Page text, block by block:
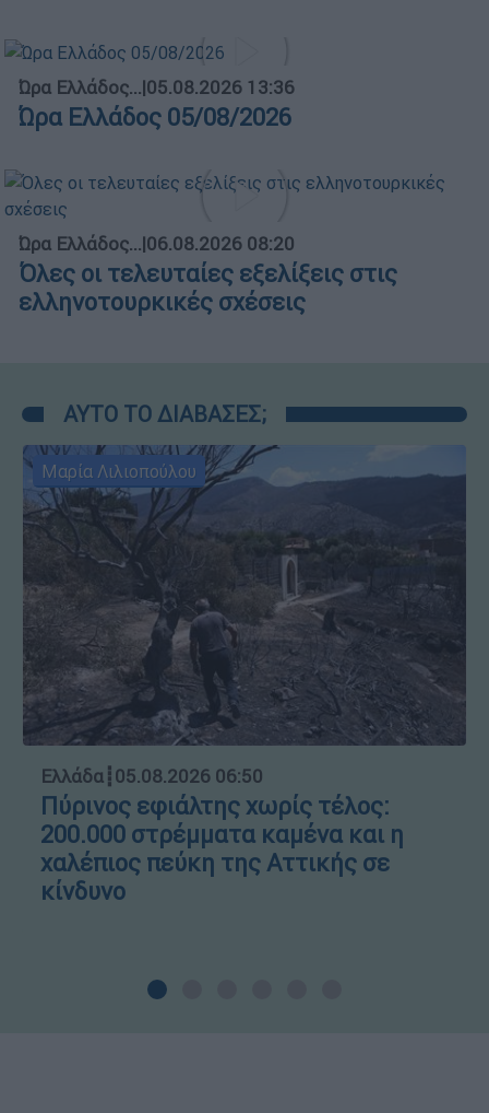
Ώρα Ελλάδος...|05.08.2026 13:36
Ώρα Ελλάδος 05/08/2026
Ώρα Ελλάδος...|06.08.2026 08:20
Όλες οι τελευταίες εξελίξεις στις
ελληνοτουρκικές σχέσεις
ΑΥΤΟ ΤΟ ΔΙΑΒΑΣΕΣ;
Μαρία Λιλιοπούλου
Ελλάδα┋05.08.2026 06:50
Πύρινος εφιάλτης χωρίς τέλος:
200.000 στρέμματα καμένα και η
χαλέπιος πεύκη της Αττικής σε
κίνδυνο